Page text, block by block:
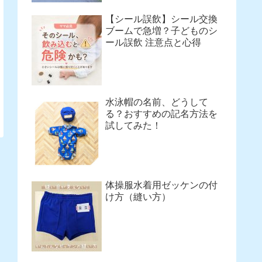
【シール誤飲】シール交換
ブームで急増？子どものシ
ール誤飲 注意点と心得
水泳帽の名前、どうして
る？おすすめの記名方法を
試してみた！
体操服水着用ゼッケンの付
け方（縫い方）